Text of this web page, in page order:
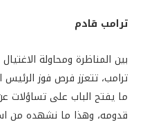
ترامب قادم
بين المناظرة ومحاولة
ترامب، تتعزز فرص فوز
ما يفتح الباب على تساؤلات
قدومه، وهذا ما نشهده من